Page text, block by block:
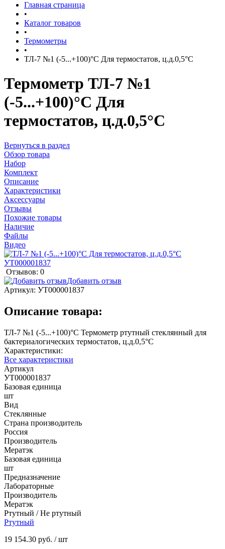
Главная страница
•
Каталог товаров
•
Термометры
•
ТЛ-7 №1 (-5...+100)°С Для термостатов, ц.д.0,5°С
Термометр ТЛ-7 №1
(-5...+100)°С Для
термостатов, ц.д.0,5°С
Вернуться в раздел
Обзор товара
Набор
Комплект
Описание
Характеристики
Аксессуары
Отзывы
Похожие товары
Наличие
Файлы
Видео
Отзывов: 0
Добавить отзыв
Артикул: УТ000001837
Описание товара:
ТЛ-7 №1 (-5...+100)°С Термометр ртутный стеклянный для
бактериалогических термостатов, ц.д.0,5°С
Характеристики:
Все характеристики
Артикул
УТ000001837
Базовая единица
шт
Вид
Стеклянные
Страна производитель
Россия
Производитель
Мератэк
Базовая единица
шт
Предназначение
Лабораторные
Производитель
Мератэк
Ртутный / Не ртутный
Ртутный
19 154.30 руб. / шт